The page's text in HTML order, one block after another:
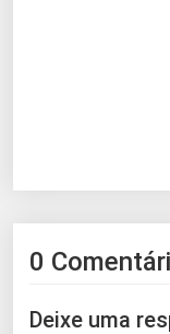
0
Deixe uma